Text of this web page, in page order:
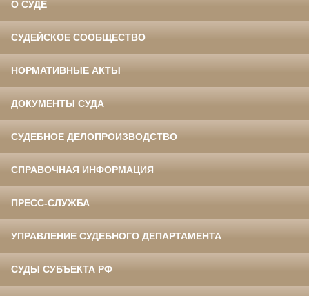
О СУДЕ
СУДЕЙСКОЕ СООБЩЕСТВО
НОРМАТИВНЫЕ АКТЫ
ДОКУМЕНТЫ СУДА
СУДЕБНОЕ ДЕЛОПРОИЗВОДСТВО
СПРАВОЧНАЯ ИНФОРМАЦИЯ
ПРЕСС-СЛУЖБА
УПРАВЛЕНИЕ СУДЕБНОГО ДЕПАРТАМЕНТА
СУДЫ СУБЪЕКТА РФ